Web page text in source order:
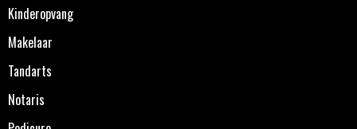
Kinderopvang
Makelaar
Tandarts
Notaris